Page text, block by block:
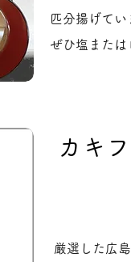
匹分揚げてい
ぜひ塩または
カキ
厳選した広